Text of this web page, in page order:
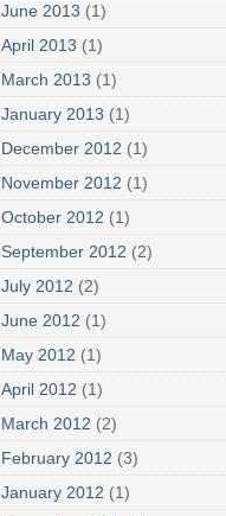
June 2013 (1)
April 2013 (1)
March 2013 (1)
January 2013 (1)
December 2012 (1)
November 2012 (1)
October 2012 (1)
September 2012 (2)
July 2012 (2)
June 2012 (1)
May 2012 (1)
April 2012 (1)
March 2012 (2)
February 2012 (3)
January 2012 (1)